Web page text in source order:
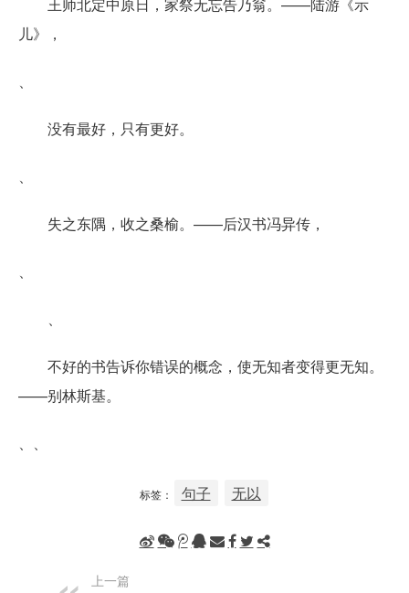
儿》，
没有最好，只有更好。
失之东隅，收之桑榆。——后汉书冯异传，
不好的书告诉你错误的概念，使无知者变得更无知。
——别林斯基。
标签： 句子 无以
上一篇